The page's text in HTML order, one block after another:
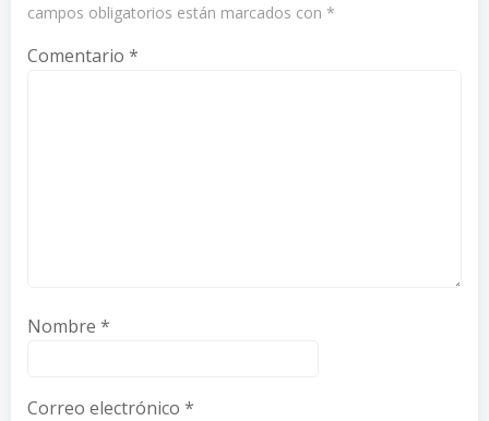
campos obligatorios están marcados con *
Comentario *
Nombre *
Correo electrónico *